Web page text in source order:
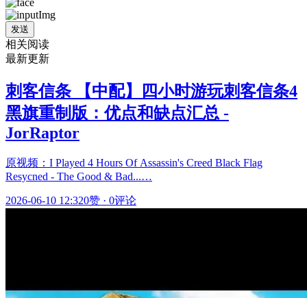
发送
相关阅读
最新更新
刺客信条 【中配】四小时游玩刺客信条4
黑旗重制版：优点和缺点汇总 -
JorRaptor
原视频：I Played 4 Hours Of Assassin's Creed Black Flag
Resycned - The Good & Bad...…
2026-06-10 12:320赞 · 0评论